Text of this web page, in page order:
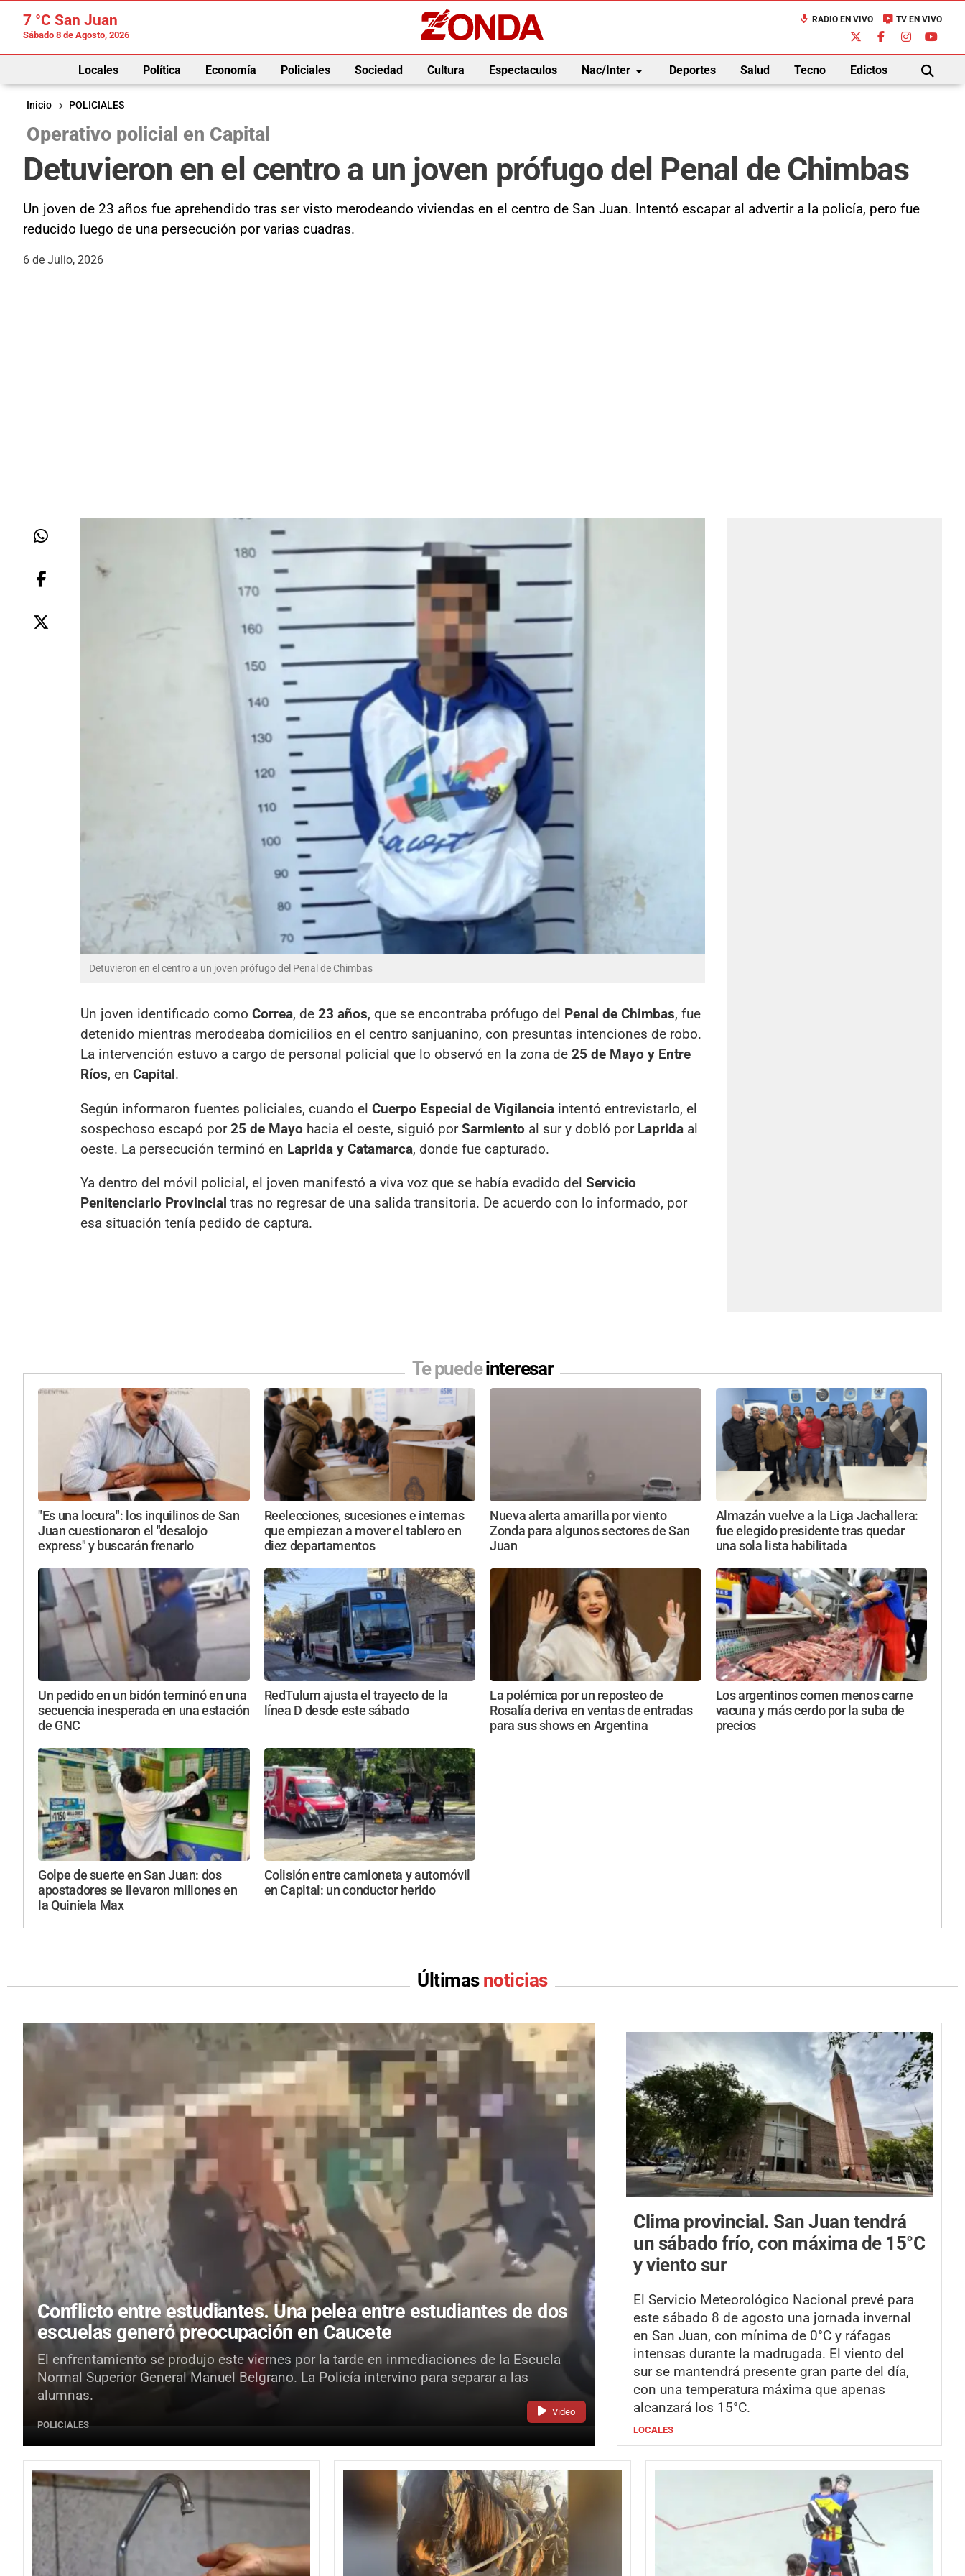
7 °C San Juan
Sábado 8 de Agosto, 2026
mic RADIO EN VIVO live_tv TV EN VIVO
Locales Política Economía Policiales Sociedad Cultura Espectaculos Nac/Interarrow_drop_down Deportes Salud Tecno Edictos
BUSCAR
Inicio
POLICIALES
Operativo policial en Capital
Detuvieron en el centro a un joven prófugo del Penal de Chimbas
Un joven de 23 años fue aprehendido tras ser visto merodeando viviendas en el centro de San Juan. Intentó escapar al advertir a la policía, pero fue
reducido luego de una persecución por varias cuadras.
6 de Julio, 2026
Detuvieron en el centro a un joven prófugo del Penal de Chimbas
Un joven identificado como Correa, de 23 años, que se encontraba prófugo del Penal de Chimbas, fue
detenido mientras merodeaba domicilios en el centro sanjuanino, con presuntas intenciones de robo.
La intervención estuvo a cargo de personal policial que lo observó en la zona de 25 de Mayo y Entre
Ríos, en Capital.
Según informaron fuentes policiales, cuando el Cuerpo Especial de Vigilancia intentó entrevistarlo, el
sospechoso escapó por25 de Mayo hacia el oeste, siguió porSarmiento al sur y dobló por Laprida al
oeste. La persecución terminó en Laprida y Catamarca, donde fue capturado.
Ya dentro del móvil policial, el joven manifestó a viva voz que se había evadido del Servicio
Penitenciario Provincial tras no regresar de una salida transitoria. De acuerdo con lo informado, por
esa situación tenía pedido de captura.
Te puedeinteresar
"Es una locura": los inquilinos de San
Juan cuestionaron el "desalojo
express" y buscarán frenarlo
Reelecciones, sucesiones e internas
que empiezan a mover el tablero en
diez departamentos
Nueva alerta amarilla por viento
Zonda para algunos sectores de San
Juan
Almazán vuelve a la Liga Jachallera:
fue elegido presidente tras quedar
una sola lista habilitada
Un pedido en un bidón terminó en una
secuencia inesperada en una estación
de GNC
RedTulum ajusta el trayecto de la
línea D desde este sábado
La polémica por un reposteo de
Rosalía deriva en ventas de entradas
para sus shows en Argentina
Los argentinos comen menos carne
vacuna y más cerdo por la suba de
precios
Golpe de suerte en San Juan: dos
apostadores se llevaron millones en
la Quiniela Max
Colisión entre camioneta y automóvil
en Capital: un conductor herido
Últimas noticias
Video
Conflicto entre estudiantes.Una pelea entre estudiantes de dos
escuelas generó preocupación en Caucete
El enfrentamiento se produjo este viernes por la tarde en inmediaciones de la Escuela
Normal Superior General Manuel Belgrano. La Policía intervino para separar a las
alumnas.
POLICIALES
Clima provincial. San Juan tendrá
un sábado frío, con máxima de 15°C
y viento sur
El Servicio Meteorológico Nacional prevé para
este sábado 8 de agosto una jornada invernal
en San Juan, con mínima de 0°C y ráfagas
intensas durante la madrugada. El viento del
sur se mantendrá presente gran parte del día,
con una temperatura máxima que apenas
alcanzará los 15°C.
LOCALES